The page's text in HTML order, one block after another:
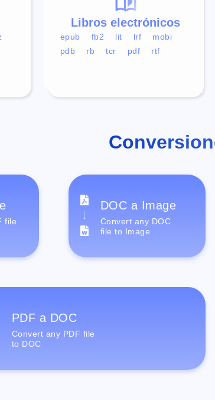
Libros electrónicos
epub fb2 lit lrf
mobi
pdb
rb tcr pdf rtf
file
DOC a Image
Convert any DOC
file to Image
PDF a DOC
Convert any PDF file
to DOC